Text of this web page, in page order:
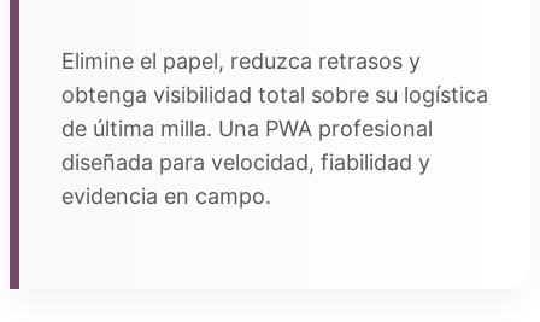
Elimine el papel, reduzca retrasos y
obtenga visibilidad total sobre su logística
de última milla. Una PWA profesional
diseñada para velocidad, fiabilidad y
evidencia en campo.